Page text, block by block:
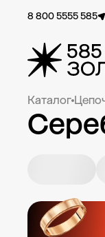
8 800 5555 585
Каталог